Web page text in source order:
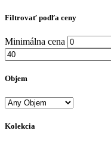
Filtrovať podľa ceny
Minimálna cena
Objem
Kolekcia